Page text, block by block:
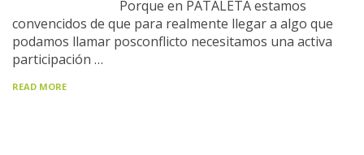
Porque en PATALETA estamos
convencidos de que para realmente llegar a algo que
podamos llamar posconflicto necesitamos una activa
participación …
READ MORE